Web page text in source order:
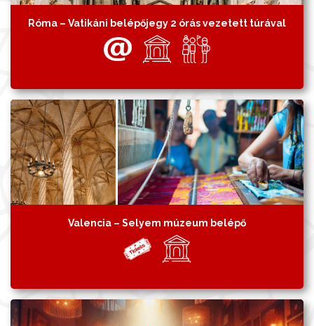
Róma – Vatikáni belépőjegy 2 órás vezetett túrával
Valencia – Selyem múzeum belépő